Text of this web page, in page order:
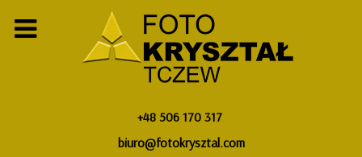
+48 506 170 317
biuro@fotokrysztal.com